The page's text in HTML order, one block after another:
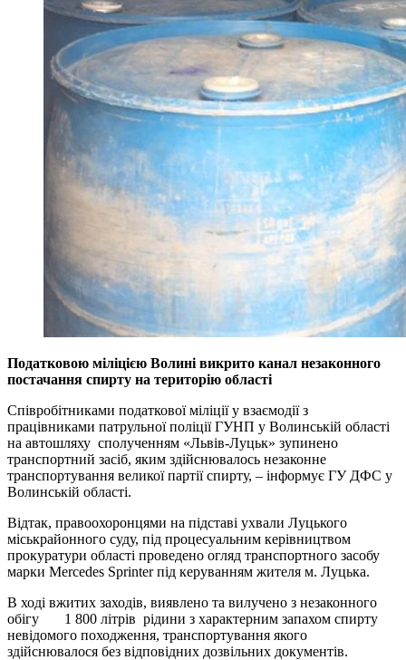
Податковою міліцією Волині викрито канал незаконного
постачання спирту на територію області
Співробітниками податкової міліції у взаємодії з
працівниками патрульної поліції ГУНП у Волинській області
на автошляху сполученням «Львів-Луцьк» зупинено
транспортний засіб, яким здійснювалось незаконне
транспортування великої партії спирту, – інформує ГУ ДФС у
Волинській області.
Відтак, правоохоронцями на підставі ухвали Луцького
міськрайонного суду, під процесуальним керівництвом
прокуратури області проведено огляд транспортного засобу
марки Merсedes Sprinter під керуванням жителя м. Луцька.
В ході вжитих заходів, виявлено та вилучено з незаконного
обігу 1 800 літрів рідини з характерним запахом спирту
невідомого походження, транспортування якого
здійснювалося без відповідних дозвільних документів.